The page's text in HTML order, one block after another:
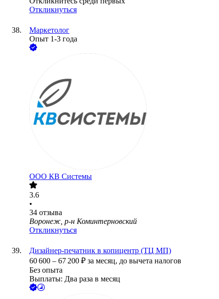
Откликнуться
Маркетолог
Опыт 1-3 года
ООО КВ Системы
3.6
•
34 отзыва
Воронеж, р-н Коминтерновский
Откликнуться
Дизайнер-печатник в копицентр (ТЦ МП)
60 600 – 67 200 ₽ за месяц, до вычета налогов
Без опыта
Выплаты: Два раза в месяц